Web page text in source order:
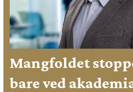
Mangfoldet
bare ved